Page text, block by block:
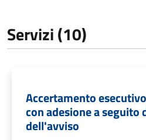
Servizi (10)
Accertamento
con adesione a seguito
dell'avviso